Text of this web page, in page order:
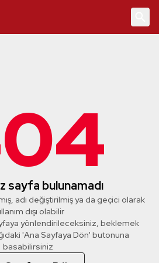
sayfa bulunamadı
adı değiştirilmiş ya da geçici olarak
dışı olabilir
yönlendirileceksiniz, beklemek
'Ana Sayfaya Dön' butonuna
basabilirsiniz